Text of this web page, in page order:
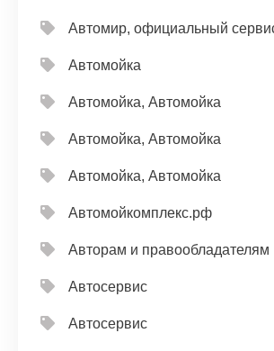
Автомир, официальный
Автомойка
Автомойка, Автомойка
Автомойка, Автомойка
Автомойка, Автомойка
Автомойкомплекс.рф
Авторам и правообладателям
Автосервис
Автосервис